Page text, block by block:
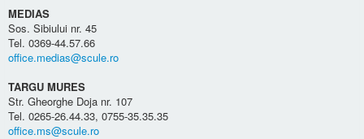
MEDIAS
Sos. Sibiului nr. 45
Tel. 0369-44.57.66
office.medias@scule.ro
TARGU MURES
Str. Gheorghe Doja nr. 107
Tel. 0265-26.44.33, 0755-35.35.35
office.ms@scule.ro